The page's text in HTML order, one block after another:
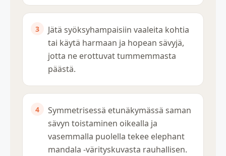
Jätä syöksyhampaisiin vaaleita kohtia
tai käytä harmaan ja hopean sävyjä,
jotta ne erottuvat tummemmasta
päästä.
Symmetrisessä etunäkymässä saman
sävyn toistaminen oikealla ja
vasemmalla puolella tekee elephant
mandala -värityskuvasta rauhallisen.